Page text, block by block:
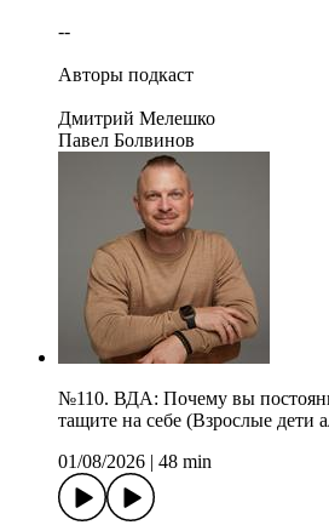
--
Авторы подкаст
Дмитрий Мелешко
Павел Болвинов
№110. ВДА: Почему вы
тащите на себе (Взрослые дети
01/08/2026
48 min